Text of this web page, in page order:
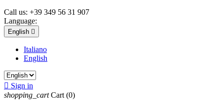
Call us: +39 349 56 31 907
Language:
English 
Italiano
English
 Sign in
shopping_cart Cart (0)